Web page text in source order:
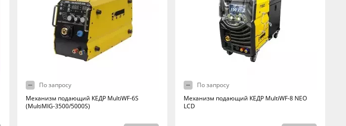
По запросу
Механизм подающий КЕДР MultiWF-6S
(MultiMIG-3500/5000S)
По запросу
Механизм подающий КЕДР MultiWF-8 NEO
LCD